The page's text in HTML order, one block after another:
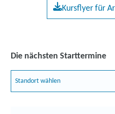
Kursflyer für
Die nächsten Starttermine
Standort wählen